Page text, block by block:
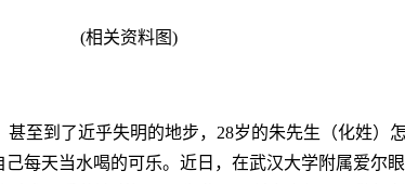
(相关资料图)
至到了近乎失明的地步，28岁的朱先生（化姓）
己每天当水喝的可乐。近日，在武汉大学附属爱尔